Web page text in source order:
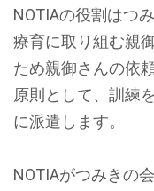
NOTIAの役割はつ
療育に取り組む親
ため親御さんの依
原則として、訓練
に派遣します。
NOTIAがつみきの